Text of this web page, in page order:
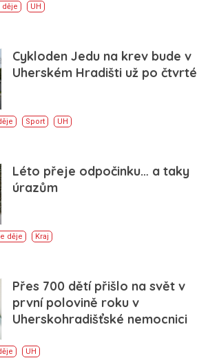
děje UH
Cykloden Jedu na krev bude v
Uherském Hradišti už po čtvrté
Sport UH
Léto přeje odpočinku… a taky
úrazům
děje Kraj
Přes 700 dětí přišlo na svět v
první polovině roku v
Uherskohradišťské nemocnici
UH